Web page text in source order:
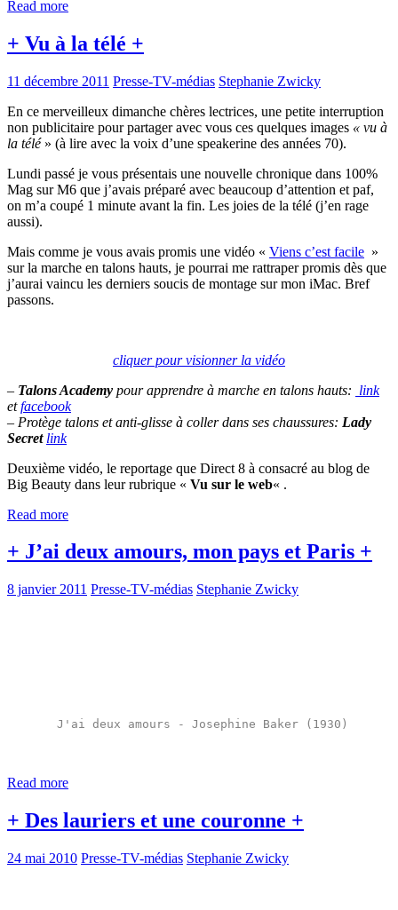
Read more
+ Vu à la télé +
11 décembre 2011 Presse-TV-médias Stephanie Zwicky
En ce merveilleux dimanche chères lectrices, une petite interruption
non publicitaire pour partager avec vous ces quelques images « vu à
la télé» (à lire avec la voix d’une speakerine des années 70).
Lundi passé je vous présentais une nouvelle chronique dans 100%
Mag sur M6 que j’avais préparé avec beaucoup d’attention et paf,
on m’a coupé 1 minute avant la fin. Les joies de la télé (j’en rage
aussi).
Mais comme je vous avais promis une vidéo « Viens c’est facile »
sur la marche en talons hauts, je pourrai me rattraper promis dès que
j’aurai vaincu les derniers soucis de montage sur mon iMac. Bref
passons.
cliquer pour visionner la vidéo
– Talons Academy pour apprendre à marche en talons hauts: link
etfacebook
– Protège talons et anti-glisse à coller dans ses chaussures: Lady
Secret link
Deuxième vidéo, le reportage que Direct 8 à consacré au blog de
Big Beauty dans leur rubrique « Vu sur le web« .
Read more
+ J’ai deux amours, mon pays et Paris +
8 janvier 2011 Presse-TV-médias Stephanie Zwicky
J'ai deux amours - Josephine Baker (1930)
Read more
+ Des lauriers et une couronne +
24 mai 2010 Presse-TV-médias Stephanie Zwicky